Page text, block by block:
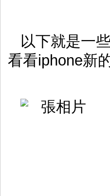
以下就是一
看看iphone新